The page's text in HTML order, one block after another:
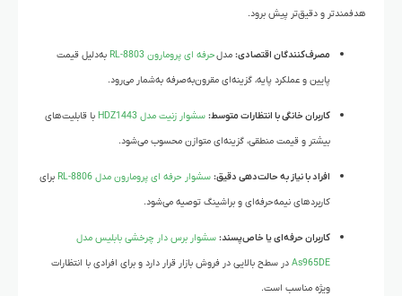
هدفمندتر و دقیق‌تر پیش برود.
مصرف‌کنندگان اقتصادی: مدلحرفه ای پرومارون RL-8803 به‌دلیل قیمت
پایین و عملکرد پایه، گزینه‌ای مقرون‌به‌صرفه به‌شمار می‌رود.
کاربران خانگی با انتظارات متوسط: سشوار زنیت مدل HDZ1443 با قابلیت‌های
بیشتر و قیمت منطقی، گزینه‌ای متوازن محسوب می‌شود.
افراد با نیاز به حالت‌دهی دقیق: سشوار حرفه ای پرومارون مدل RL-8806 برای
کاربردهای نیمه‌حرفه‌ای و براشینگ توصیه می‌شود.
کاربران حرفه‌ای یا خاص‌پسند: سشوار برس دار چرخشی بابلیس مدل
As965DE در سطح بالایی در فروش بازار قرار دارد و برای افرادی با انتظارات
ویژه مناسب است.